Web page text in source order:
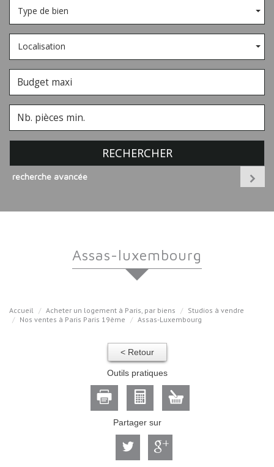
Type de bien
Localisation
RECHERCHER
recherche avancée
assas-luxembourg
Accueil Acheter un logement à Paris, par biens
Studios à vendre
Nos ventes à Paris Paris 19ème
Assas-Luxembourg
< Retour
Outils pratiques
Partager sur